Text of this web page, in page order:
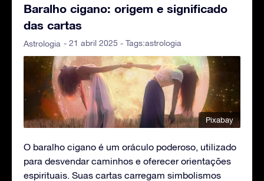
Baralho cigano: origem e significado
das cartas
Astrologia - 21 abril 2025 - Tags:astrologia
Pixabay
O baralho cigano é um oráculo poderoso, utilizado
para desvendar caminhos e oferecer orientações
espirituais. Suas cartas carregam simbolismos